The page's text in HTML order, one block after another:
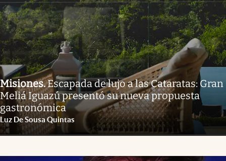
Misiones.Escapada de lujo a las Cataratas: Gran
Meliá Iguazú presentó su nueva propuesta
gastronómica
Luz De Sousa Quintas